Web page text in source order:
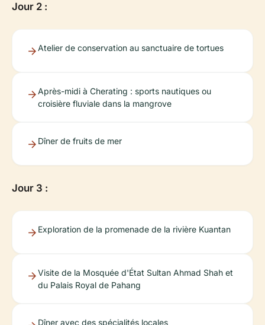
Jour 2 :
Atelier de conservation au sanctuaire de tortues
Après-midi à Cherating : sports nautiques ou
croisière fluviale dans la mangrove
Dîner de fruits de mer
Jour 3 :
Exploration de la promenade de la rivière Kuantan
Visite de la Mosquée d'État Sultan Ahmad Shah et
du Palais Royal de Pahang
Dîner avec des spécialités locales